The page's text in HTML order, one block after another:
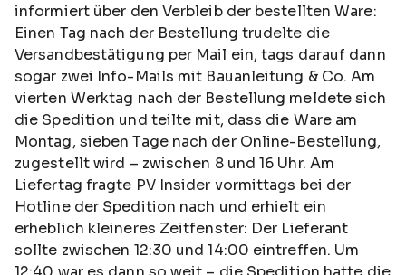
informiert über den Verbleib der bestellten Ware:
Einen Tag nach der Bestellung trudelte die
Versandbestätigung per Mail ein, tags darauf dann
sogar zwei Info-Mails mit Bauanleitung & Co. Am
vierten Werktag nach der Bestellung meldete sich
die Spedition und teilte mit, dass die Ware am
Montag, sieben Tage nach der Online-Bestellung,
zugestellt wird – zwischen 8 und 16 Uhr. Am
Liefertag fragte PV Insider vormittags bei der
Hotline der Spedition nach und erhielt ein
erheblich kleineres Zeitfenster: Der Lieferant
sollte zwischen 12:30 und 14:00 eintreffen. Um